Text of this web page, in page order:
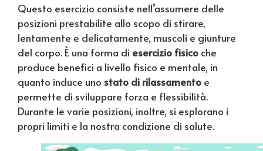
Questo esercizio consiste nell’assumere delle
posizioni prestabilite allo scopo di stirare,
lentamente e delicatamente, muscoli e giunture
del corpo. È una forma di esercizio fisico che
produce benefici a livello fisico e mentale, in
quanto induce uno stato di rilassamento e
permette di sviluppare forza e flessibilità.
Durante le varie posizioni, inoltre, si esplorano i
propri limiti e la nostra condizione di salute.